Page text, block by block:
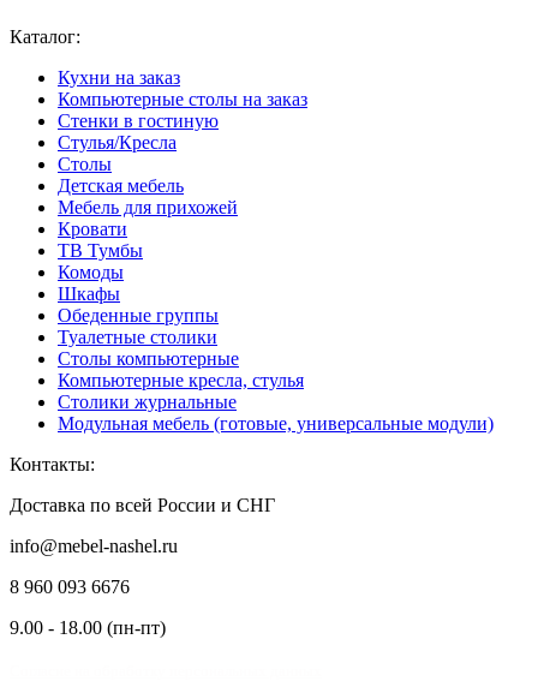
Каталог:
Кухни на заказ
Компьютерные столы на заказ
Стенки в гостиную
Стулья/Кресла
Столы
Детская мебель
Мебель для прихожей
Кровати
ТВ Тумбы
Комоды
Шкафы
Обеденные группы
Туалетные столики
Столы компьютерные
Компьютерные кресла, стулья
Столики журнальные
Модульная мебель (готовые, универсальные модули)
Контакты:
Доставка по всей России и СНГ
info@mebel-nashel.ru
8 960 093 6676
9.00 - 18.00 (пн-пт)